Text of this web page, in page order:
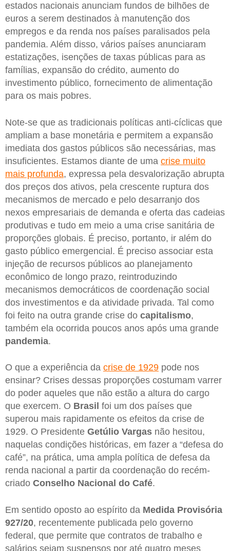
estados nacionais anunciam fundos de bilhões de
euros a serem destinados à manutenção dos
empregos e da renda nos países paralisados pela
pandemia. Além disso, vários países anunciaram
estatizações, isenções de taxas públicas para as
famílias, expansão do crédito, aumento do
investimento público, fornecimento de alimentação
para os mais pobres.
Note-se que as tradicionais políticas anti-cíclicas que
ampliam a base monetária e permitem a expansão
imediata dos gastos públicos são necessárias, mas
insuficientes. Estamos diante de uma crise muito
mais profunda, expressa pela desvalorização abrupta
dos preços dos ativos, pela crescente ruptura dos
mecanismos de mercado e pelo desarranjo dos
nexos empresariais de demanda e oferta das cadeias
produtivas e tudo em meio a uma crise sanitária de
proporções globais. É preciso, portanto, ir além do
gasto público emergencial. É preciso associar esta
injeção de recursos públicos ao planejamento
econômico de longo prazo, reintroduzindo
mecanismos democráticos de coordenação social
dos investimentos e da atividade privada. Tal como
foi feito na outra grande crise do capitalismo,
também ela ocorrida poucos anos após uma grande
pandemia.
O que a experiência da crise de 1929 pode nos
ensinar? Crises dessas proporções costumam varrer
do poder aqueles que não estão a altura do cargo
que exercem. O Brasil foi um dos países que
superou mais rapidamente os efeitos da crise de
1929. O Presidente Getúlio Vargas não hesitou,
naquelas condições históricas, em fazer a “defesa do
café”, na prática, uma ampla política de defesa da
renda nacional a partir da coordenação do recém-
criado Conselho Nacional do Café.
Em sentido oposto ao espírito da Medida Provisória
927/20, recentemente publicada pelo governo
federal, que permite que contratos de trabalho e
salários sejam suspensos por até quatro meses